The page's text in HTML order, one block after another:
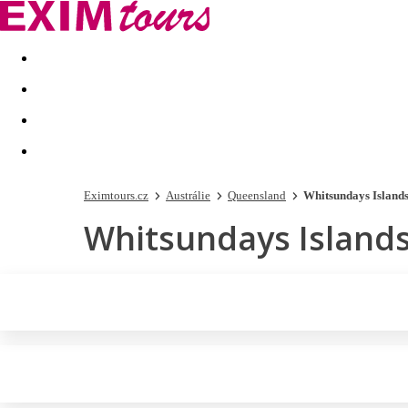
Akční nabídky Last minute
Eximtours.cz Austrálie Queensland Whitsundays Islands
Whitsundays